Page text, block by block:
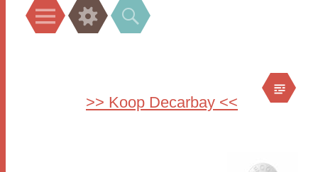
Menu Widgets Search
>> Koop Decarbay <<